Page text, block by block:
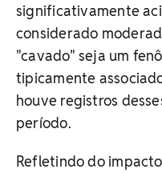
significativamente
considerado
"cavado" seja um
tipicamente
houve registros
período.
Refletindo do